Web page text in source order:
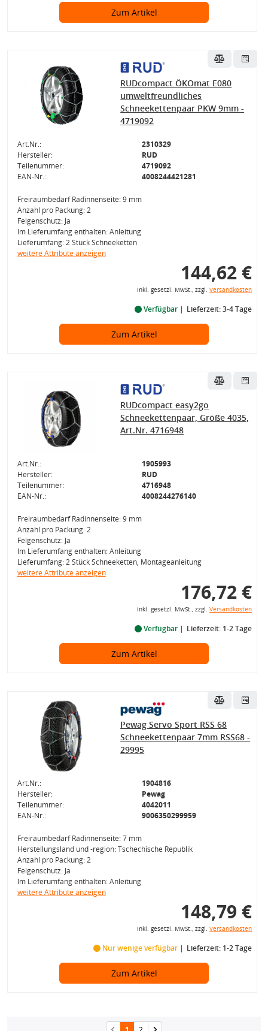
Zum Artikel
RUDcompact ÖKOmat E080
umweltfreundliches
Schneekettenpaar PKW 9mm -
4719092
Art.Nr.:
2310329
Hersteller:
RUD
Teilenummer:
4719092
EAN-Nr.:
4008244421281
Freiraumbedarf Radinnenseite: 9 mm
Anzahl pro Packung: 2
Felgenschutz: Ja
Im Lieferumfang enthalten: Anleitung
Lieferumfang: 2 Stück Schneeketten
weitere Attribute anzeigen
144,62 €
inkl. gesetzl. MwSt., zzgl. Versandkosten
Verfügbar Lieferzeit: 3-4 Tage
Zum Artikel
RUDcompact easy2go
Schneekettenpaar, Größe 4035,
Art.Nr. 4716948
Art.Nr.:
1905993
Hersteller:
RUD
Teilenummer:
4716948
EAN-Nr.:
4008244276140
Freiraumbedarf Radinnenseite: 9 mm
Anzahl pro Packung: 2
Felgenschutz: Ja
Im Lieferumfang enthalten: Anleitung
Lieferumfang: 2 Stück Schneeketten, Montageanleitung
weitere Attribute anzeigen
176,72 €
inkl. gesetzl. MwSt., zzgl. Versandkosten
Verfügbar Lieferzeit: 1-2 Tage
Zum Artikel
Pewag Servo Sport RSS 68
Schneekettenpaar 7mm RSS68 -
29995
Art.Nr.:
1904816
Hersteller:
Pewag
Teilenummer:
4042011
EAN-Nr.:
9006350299959
Freiraumbedarf Radinnenseite: 7 mm
Herstellungsland und -region: Tschechische Republik
Anzahl pro Packung: 2
Felgenschutz: Ja
Im Lieferumfang enthalten: Anleitung
weitere Attribute anzeigen
148,79 €
inkl. gesetzl. MwSt., zzgl. Versandkosten
Nur wenige verfügbar Lieferzeit: 1-2 Tage
Zum Artikel